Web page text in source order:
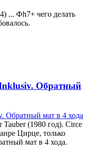
... Фh7+ чего делать
Обратный
(1980 год). Circe
Цирце, только
мат в 4 хода.